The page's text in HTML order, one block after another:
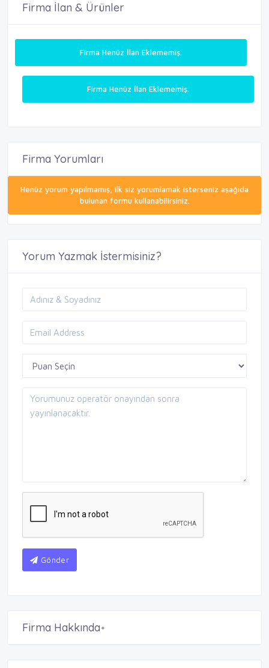
Firma İlan & Ürünler
Firma Henüz İlan Eklememiş.
Firma Henüz İlan Eklememiş.
Firma Yorumları
Henüz yorum yapılmamış, ilk siz yorumlamak isterseniz aşağıda
bulunan formu kullanabilirsiniz.
Yorum Yazmak İstermisiniz?
Gönder
Firma Hakkında+